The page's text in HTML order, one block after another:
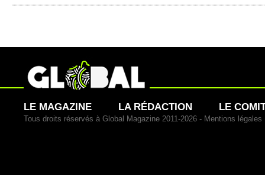
LE MAGAZINE LA RÉDACTION LE
Tous droits réservés à Global Magazine 2011-2026 - Mentions légales